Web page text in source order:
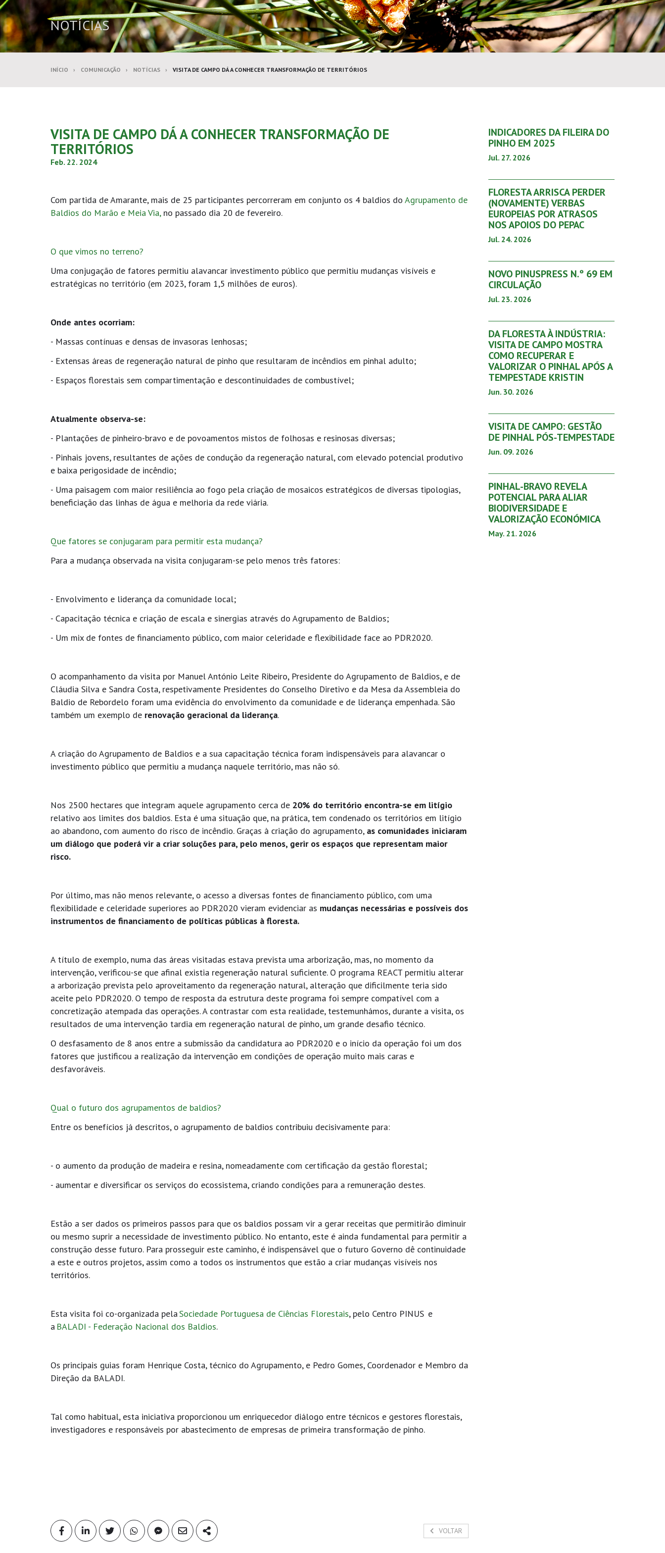
NOTÍCIAS
INÍCIO COMUNICAÇÃO NOTÍCIAS VISITA DE CAMPO DÁ A CONHECER TRANSFORMAÇÃO DE TERRITÓRIOS
VISITA DE CAMPO DÁ A CONHECER TRANSFORMAÇÃO DE
TERRITÓRIOS
Feb. 22. 2024
Com partida de Amarante, mais de 25 participantes percorreram em conjunto os 4 baldios do Agrupamento de
Baldios do Marão e Meia Via,no passado dia 20 de fevereiro.
O que vimos no terreno?
Uma conjugação de fatores permitiu alavancar investimento público que permitiu mudanças visíveis e
estratégicas no território (em 2023, foram 1,5 milhões de euros).
Onde antes ocorriam:
- Massas contínuas e densas de invasoras lenhosas;
- Extensas áreas de regeneração natural de pinho que resultaram de incêndios em pinhal adulto;
- Espaços florestais sem compartimentação e descontinuidades de combustível;
Atualmente observa-se:
- Plantações de pinheiro-bravo e de povoamentos mistos de folhosas e resinosas diversas;
- Pinhais jovens, resultantes de ações de condução da regeneração natural, com elevado potencial produtivo
e baixa perigosidade de incêndio;
- Uma paisagem com maior resiliência ao fogo pela criação de mosaicos estratégicos de diversas tipologias,
beneficiação das linhas de água e melhoria da rede viária.
Que fatores se conjugaram para permitir esta mudança?
Para a mudança observada na visita conjugaram-se pelo menos três fatores:
- Envolvimento e liderança da comunidade local;
- Capacitação técnica e criação de escala e sinergias através do Agrupamento de Baldios;
- Um mix de fontes de financiamento público, com maior celeridade e flexibilidade face ao PDR2020.
O acompanhamento da visita por Manuel António Leite Ribeiro, Presidente do Agrupamento de Baldios, e de
Cláudia Silva e Sandra Costa, respetivamente Presidentes do Conselho Diretivo e da Mesa da Assembleia do
Baldio de Rebordelo foram uma evidência do envolvimento da comunidade e de liderança empenhada. São
também um exemplo de renovação geracional da liderança.
A criação do Agrupamento de Baldios e a sua capacitação técnica foram indispensáveis para alavancar o
investimento público que permitiu a mudança naquele território, mas não só.
Nos 2500 hectares que integram aquele agrupamento cerca de 20% do território encontra-se em litígio
relativo aos limites dos baldios. Esta é uma situação que, na prática, tem condenado os territórios em litígio
ao abandono, com aumento do risco de incêndio. Graças à criação do agrupamento, as comunidades iniciaram
um diálogo que poderá vir a criar soluções para, pelo menos, gerir os espaços que representam maior
risco.
Por último, mas não menos relevante, o acesso a diversas fontes de financiamento público, com uma
flexibilidade e celeridade superiores ao PDR2020 vieram evidenciar as mudanças necessárias e possíveis dos
instrumentos de financiamento de políticas públicas à floresta.
A título de exemplo, numa das áreas visitadas estava prevista uma arborização, mas, no momento da
intervenção, verificou-se que afinal existia regeneração natural suficiente. O programa REACT permitiu alterar
a arborização prevista pelo aproveitamento da regeneração natural, alteração que dificilmente teria sido
aceite pelo PDR2020. O tempo de resposta da estrutura deste programa foi sempre compatível com a
concretização atempada das operações. A contrastar com esta realidade, testemunhámos, durante a visita, os
resultados de uma intervenção tardia em regeneração natural de pinho, um grande desafio técnico.
O desfasamento de 8 anos entre a submissão da candidatura ao PDR2020 e o início da operação foi um dos
fatores que justificou a realização da intervenção em condições de operação muito mais caras e
desfavoráveis.
Qual o futuro dos agrupamentos de baldios?
Entre os benefícios já descritos, o agrupamento de baldios contribuiu decisivamente para:
- o aumento da produção de madeira e resina, nomeadamente com certificação da gestão florestal;
- aumentar e diversificar os serviços do ecossistema, criando condições para a remuneração destes.
Estão a ser dados os primeiros passos para que os baldios possam vir a gerar receitas que permitirão diminuir
ou mesmo suprir a necessidade de investimento público. No entanto, este é ainda fundamental para permitir a
construção desse futuro. Para prosseguir este caminho, é indispensável que o futuro Governo dê continuidade
a este e outros projetos, assim como a todos os instrumentos que estão a criar mudanças visíveis nos
territórios.
Esta visita foi co-organizada pelaSociedade Portuguesa de Ciências Florestais, pelo Centro PINUS e
a BALADI - Federação Nacional dos Baldios.
Os principais guias foram Henrique Costa, técnico do Agrupamento, e Pedro Gomes, Coordenador e Membro da
Direção da BALADI.
Tal como habitual, esta iniciativa proporcionou um enriquecedor diálogo entre técnicos e gestores florestais,
investigadores e responsáveis por abastecimento de empresas de primeira transformação de pinho.
VOLTAR
INDICADORES DA FILEIRA DO
PINHO EM 2025
Jul. 27. 2026
FLORESTA ARRISCA PERDER
(NOVAMENTE) VERBAS
EUROPEIAS POR ATRASOS
NOS APOIOS DO PEPAC
Jul. 24. 2026
NOVO PINUSPRESS N.º 69 EM
CIRCULAÇÃO
Jul. 23. 2026
DA FLORESTA À INDÚSTRIA:
VISITA DE CAMPO MOSTRA
COMO RECUPERAR E
VALORIZAR O PINHAL APÓS A
TEMPESTADE KRISTIN
Jun. 30. 2026
VISITA DE CAMPO: GESTÃO
DE PINHAL PÓS-TEMPESTADE
Jun. 09. 2026
PINHAL-BRAVO REVELA
POTENCIAL PARA ALIAR
BIODIVERSIDADE E
VALORIZAÇÃO ECONÓMICA
May. 21. 2026